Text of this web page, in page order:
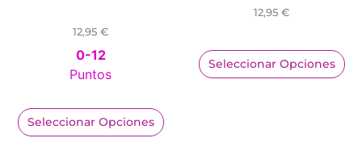
12,95 €
0-12
Puntos
Seleccionar Opciones
12,95 €
Seleccionar Opciones